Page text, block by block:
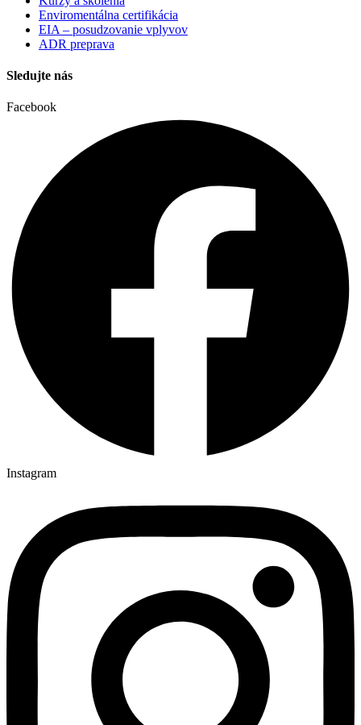
Enviromentálna certifikácia
EIA – posudzovanie vplyvov
ADR preprava
Sledujte nás
Facebook
Instagram